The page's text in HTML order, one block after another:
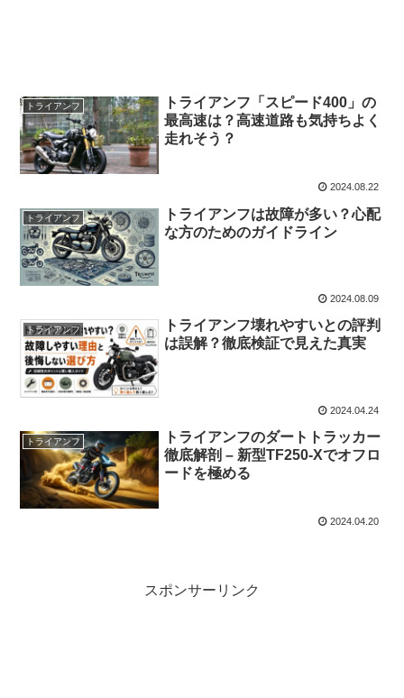
トライアンフ
トライアンフ「スピード400」の
最高速は？高速道路も気持ちよく
走れそう？
2024.08.22
トライアンフ
トライアンフは故障が多い？心配
な方のためのガイドライン
2024.08.09
トライアンフ
トライアンフ壊れやすいとの評判
は誤解？徹底検証で見えた真実
2024.04.24
トライアンフ
トライアンフのダートトラッカー
徹底解剖 – 新型TF250-Xでオフロ
ードを極める
2024.04.20
スポンサーリンク